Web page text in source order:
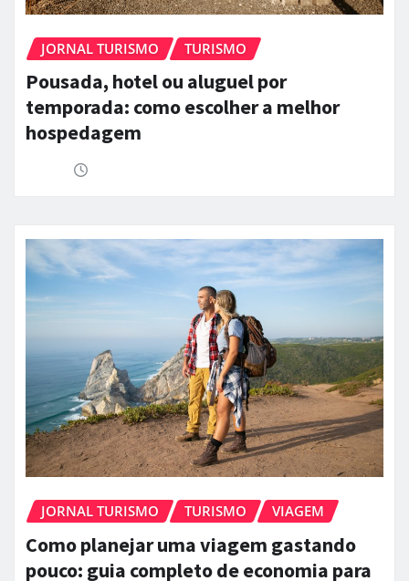
JORNAL TURISMO TURISMO
Pousada, hotel ou aluguel por
temporada: como escolher a melhor
hospedagem
JORNAL TURISMO TURISMO VIAGEM
Como planejar uma viagem gastando
pouco: guia completo de economia para